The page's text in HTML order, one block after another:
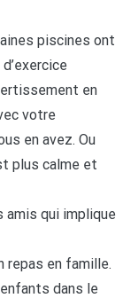
piscines ont
en
votre
en avez. Ou
plus calme et
amis qui implique
repas en famille.
dans le